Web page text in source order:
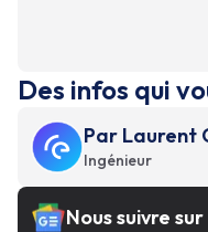
Des infos qui
Par Laurent
Ingénieur
Nous suivre